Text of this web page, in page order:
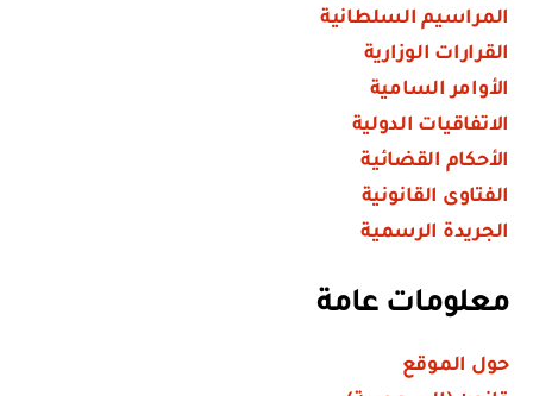
المراسيم السلطانية
القرارات الوزارية
الأوامر السامية
الاتفاقيات الدولية
الأحكام القضائية
الفتاوى القانونية
الجريدة الرسمية
معلومات عامة
حول الموقع